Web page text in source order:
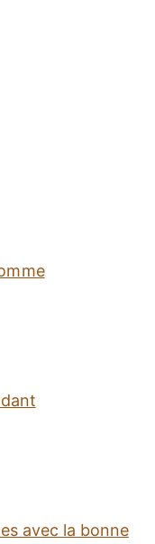
avec la bonne